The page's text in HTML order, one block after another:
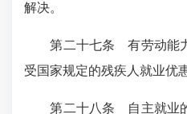
解决。
第二十七条 有劳动能
受国家规定的残疾人就业优
第二十八条 自主就业